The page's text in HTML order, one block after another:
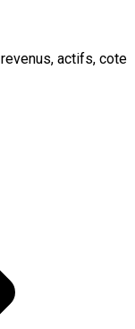
actifs, cote